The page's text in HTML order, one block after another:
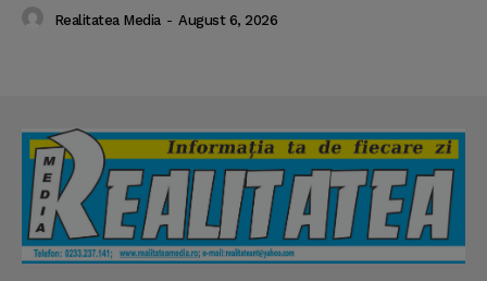
Realitatea Media - August 6, 2026